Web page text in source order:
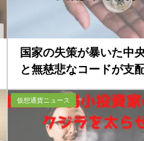
国家の失策が暴いた中
と無慈悲なコードが支
仮想通貨ニュース